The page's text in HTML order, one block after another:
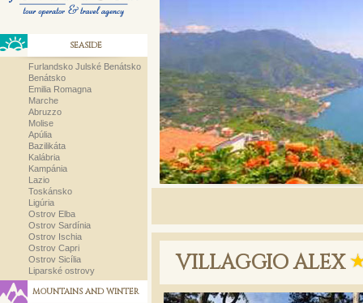
SEASIDE
Furlandsko Julské Benátsko
Benátsko
Emilia Romagna
Marche
Abruzzo
Molise
Apúlia
Bazilikáta
Kalábria
Kampánia
Lazio
Toskánsko
Ligúria
Ostrov Elba
Ostrov Sardínia
Ostrov Ischia
Ostrov Capri
Ostrov Sicília
Liparské ostrovy
MOUNTAINS AND WINTER
VILLAGGIO ALEX